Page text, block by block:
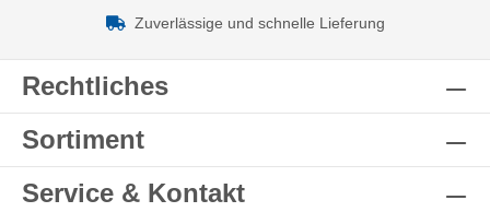
Zuverlässige und schnelle Lieferung
Rechtliches
Sortiment
Service & Kontakt